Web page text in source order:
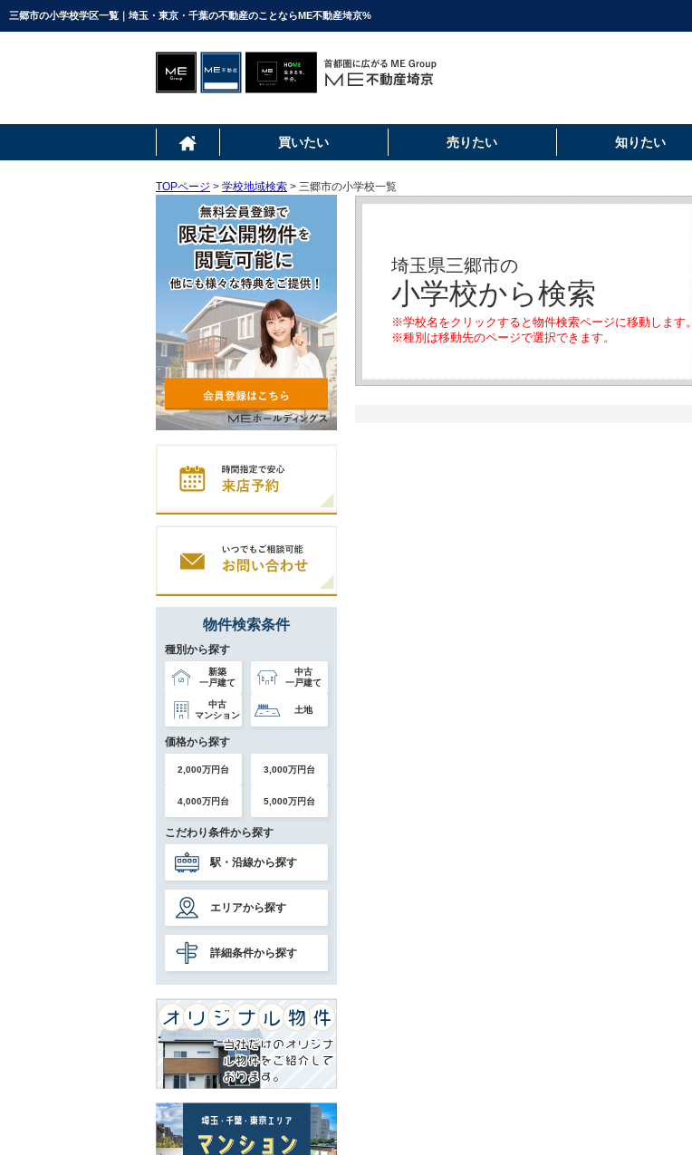
三郷市の小学校学区一覧｜埼玉・東京・千葉の不動産のことならME不動産埼京%
買いたい 売りたい 知りたい
TOPページ > 学校地域検索 > 三郷市の小学校一覧
埼玉県三郷市の
小学校から検索
※学校名をクリックすると物件検索ページに移動します。
※種別は移動先のページで選択できます。
物件検索条件
種別から探す
新築
一戸建て
中古
一戸建て
中古
マンション
土地
価格から探す
2,000万円台 3,000万円台
4,000万円台 5,000万円台
こだわり条件から探す
駅・沿線から探す
エリアから探す
詳細条件から探す